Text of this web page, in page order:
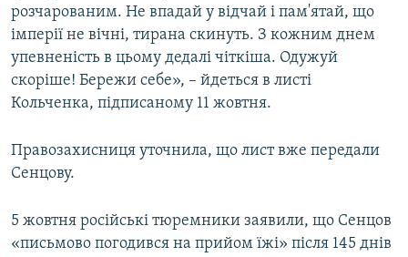
розчарованим. Не впадай у відчай і пам'ятай, що
імперії не вічні, тирана скинуть. З кожним днем
упевненість в цьому дедалі чіткіша. Одужуй
скоріше! Бережи себе», – йдеться в листі
Кольченка, підписаному 11 жовтня.
Правозахисниця уточнила, що лист вже передали
Сенцову.
5 жовтня російські тюремники заявили, що Сенцов
«письмово погодився на прийом їжі» після 145 днів